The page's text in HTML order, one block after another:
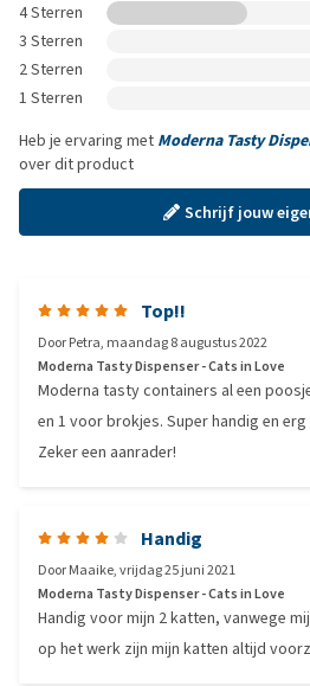
4 Sterren
3 Sterren
2 Sterren
1 Sterren
Heb je ervaring met Moderna Tasty
over dit product
Schrijf jouw
Top!!
DoorPetra, maandag 8 augustus 2022
Moderna Tasty Dispenser - Cats in Love
Moderna tasty containers al een
en 1 voor brokjes. Super handig en
Zeker een aanrader!
Handig
DoorMaaike,vrijdag 25 juni 2021
Moderna Tasty Dispenser - Cats in Love
Handig voor mijn 2 katten, vanwege
op het werk zijn mijn katten altijd